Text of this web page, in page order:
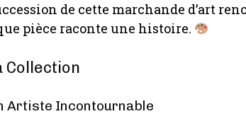
de cette marchande d’art
pièce raconte une histoire.
Collection
Artiste Incontournable